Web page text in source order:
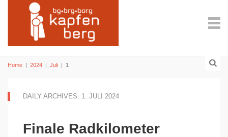
Home | 2024 | Juli | 1
DAILY ARCHIVES: 1. JULI 2024
Finale Radkilometer